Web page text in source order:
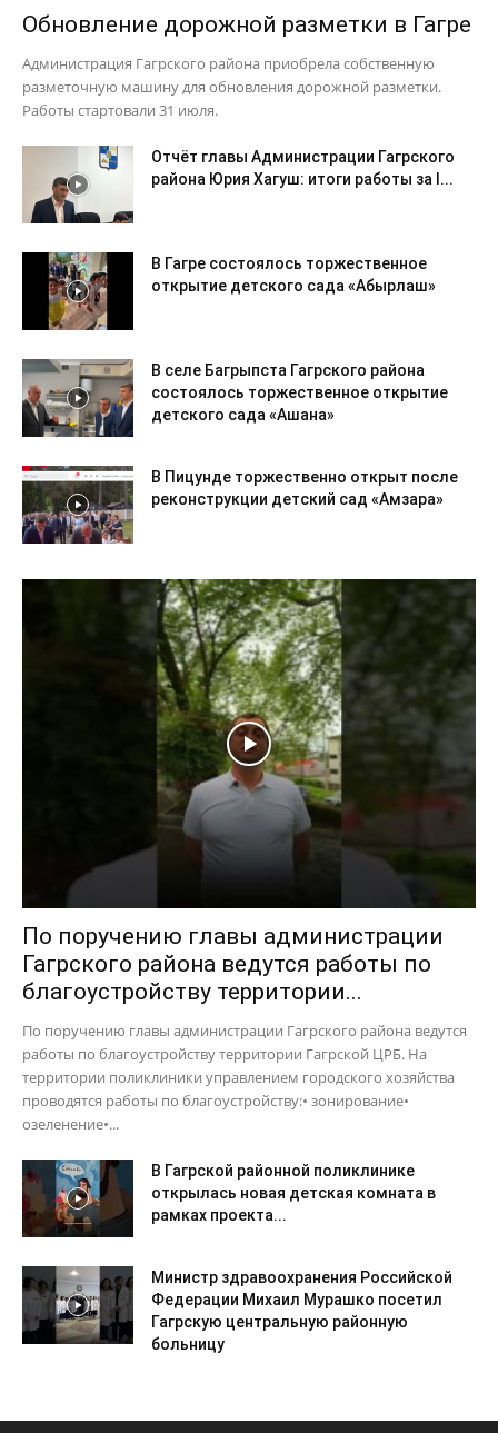
Обновление дорожной разметки в Гагре
Администрация Гагрского района приобрела собственную
разметочную машину для обновления дорожной разметки.
Работы стартовали 31 июля.
Отчёт главы Администрации Гагрского
района Юрия Хагуш: итоги работы за I...
В Гагре состоялось торжественное
открытие детского сада «Абырлаш»
В селе Багрыпста Гагрского района
состоялось торжественное открытие
детского сада «Ашана»
В Пицунде торжественно открыт после
реконструкции детский сад «Амзара»
По поручению главы администрации
Гагрского района ведутся работы по
благоустройству территории...
По поручению главы администрации Гагрского района ведутся
работы по благоустройству территории Гагрской ЦРБ. На
территории поликлиники управлением городского хозяйства
проводятся работы по благоустройству:• зонирование•
озеленение•...
В Гагрской районной поликлинике
открылась новая детская комната в
рамках проекта...
Министр здравоохранения Российской
Федерации Михаил Мурашко посетил
Гагрскую центральную районную
больницу